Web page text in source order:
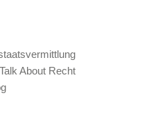
About Recht